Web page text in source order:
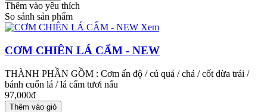
Thêm vào yêu thích
So sánh sản phẩm
Xem
CƠM CHIÊN LÁ CẨM - NEW
THÀNH PHẦN GỒM : Cơm ấn độ / củ quả / chả / cốt dừa trái /
bánh cuốn lá / lá cẩm tươi nấu
97,000đ